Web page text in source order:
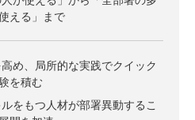
える」まで
め、局所的な実践でクイック
を積む
をもつ人材が部署異動するこ